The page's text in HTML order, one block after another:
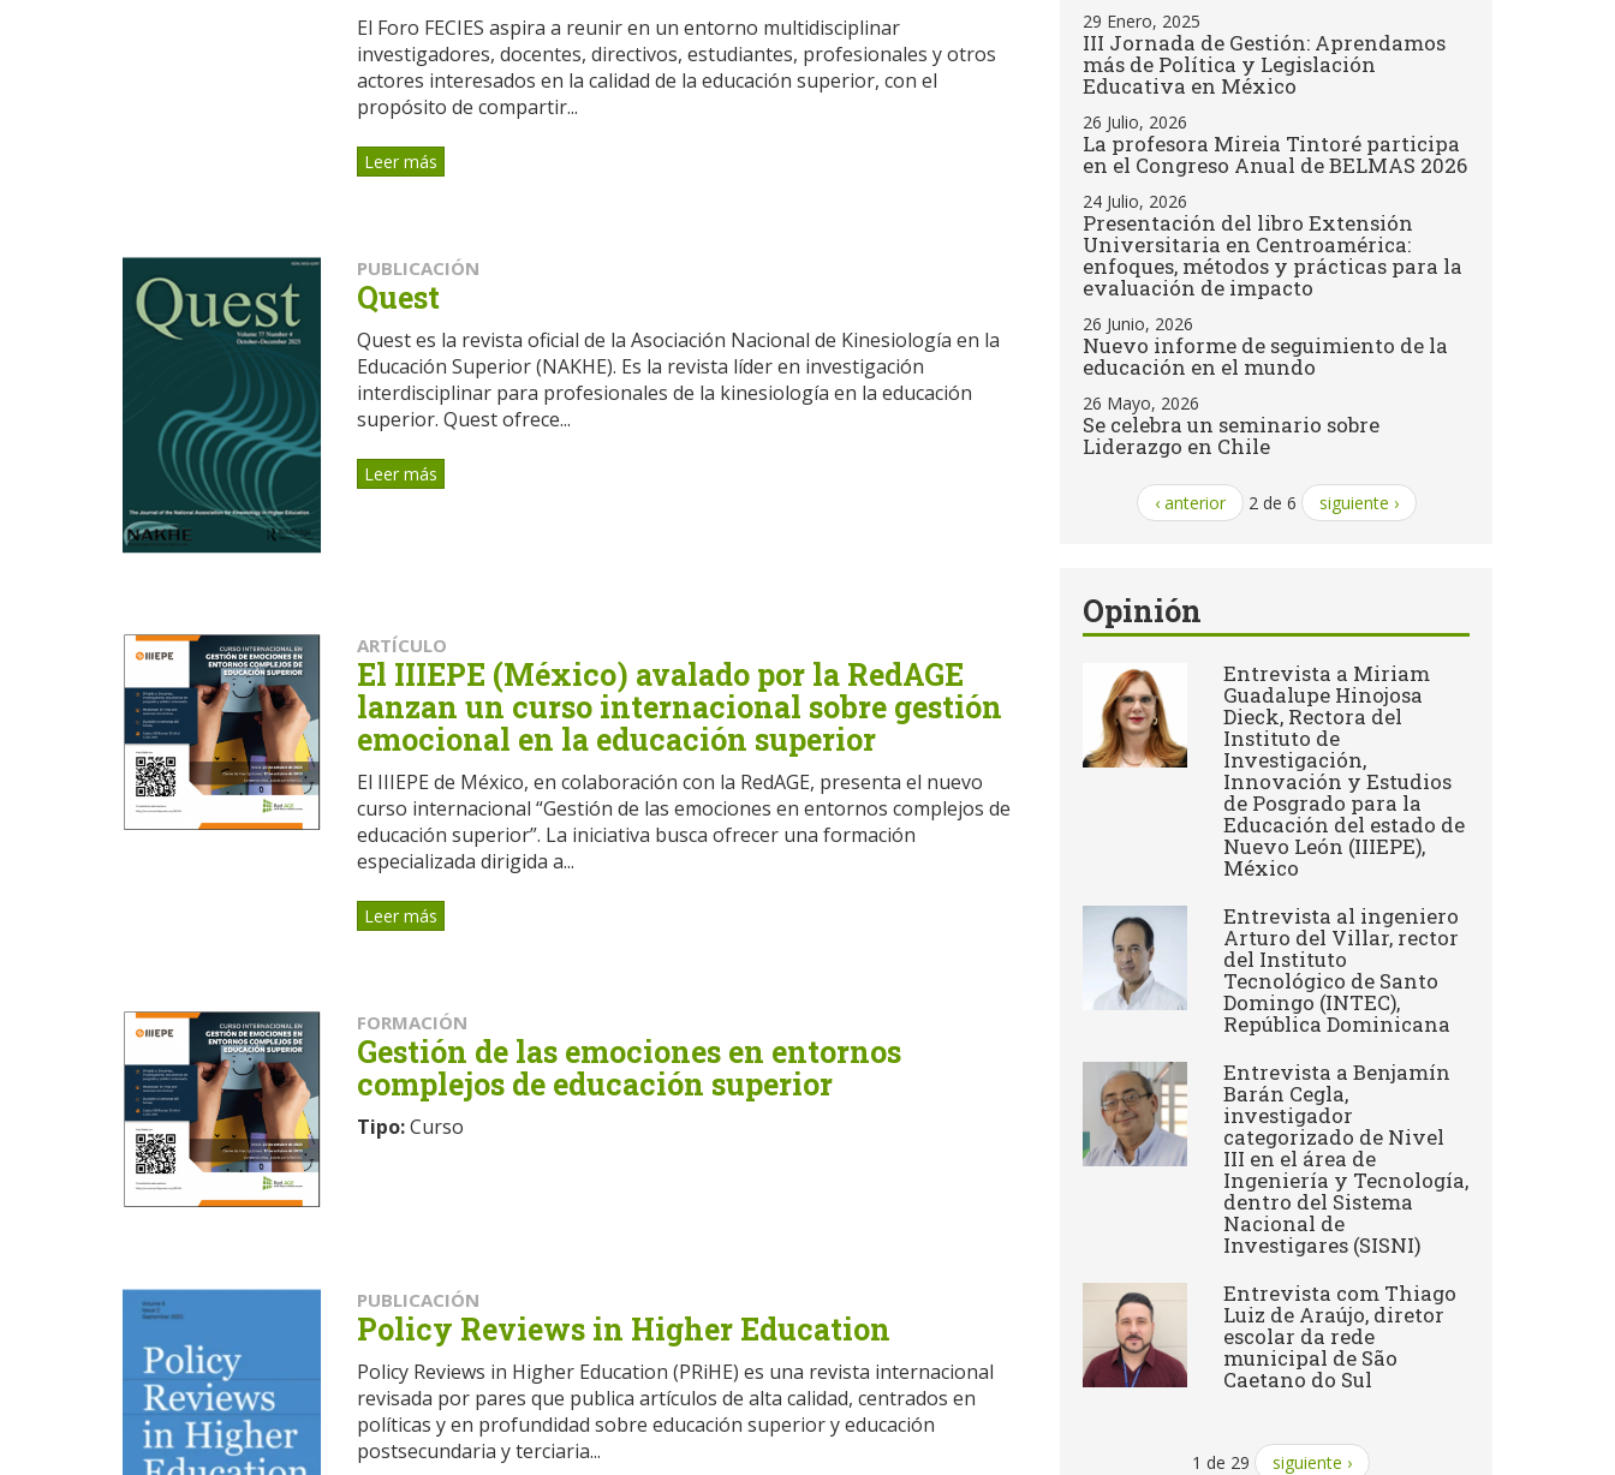
El Foro FECIES aspira a reunir en un entorno multidisciplinar
investigadores, docentes, directivos, estudiantes, profesionales y otros
actores interesados en la calidad de la educación superior, con el
propósito de compartir...
Leer más
PUBLICACIÓN
Quest
Quest es la revista oficial de la Asociación Nacional de Kinesiología en la
Educación Superior (NAKHE). Es la revista líder en investigación
interdisciplinar para profesionales de la kinesiología en la educación
superior. Quest ofrece...
Leer más
ARTÍCULO
El IIIEPE (México) avalado por la RedAGE
lanzan un curso internacional sobre gestión
emocional en la educación superior
El IIIEPE de México, en colaboración con la RedAGE, presenta el nuevo
curso internacional “Gestión de las emociones en entornos complejos de
educación superior”. La iniciativa busca ofrecer una formación
especializada dirigida a...
Leer más
FORMACIÓN
Gestión de las emociones en entornos
complejos de educación superior
Tipo:Curso
PUBLICACIÓN
Policy Reviews in Higher Education
Policy Reviews in Higher Education (PRiHE) es una revista internacional
revisada por pares que publica artículos de alta calidad, centrados en
políticas y en profundidad sobre educación superior y educación
postsecundaria y terciaria...
29 Enero, 2025
III Jornada de Gestión: Aprendamos
más de Política y Legislación
Educativa en México
26 Julio, 2026
La profesora Mireia Tintoré participa
en el Congreso Anual de BELMAS 2026
24 Julio, 2026
Presentación del libro Extensión
Universitaria en Centroamérica:
enfoques, métodos y prácticas para la
evaluación de impacto
26 Junio, 2026
Nuevo informe de seguimiento de la
educación en el mundo
26 Mayo, 2026
Se celebra un seminario sobre
Liderazgo en Chile
‹ anterior 2 de 6 siguiente ›
Opinión
Entrevista a Miriam
Guadalupe Hinojosa
Dieck, Rectora del
Instituto de
Investigación,
Innovación y Estudios
de Posgrado para la
Educación del estado de
Nuevo León (IIIEPE),
México
Entrevista al ingeniero
Arturo del Villar, rector
del Instituto
Tecnológico de Santo
Domingo (INTEC),
República Dominicana
Entrevista a Benjamín
Barán Cegla,
investigador
categorizado de Nivel
III en el área de
Ingeniería y Tecnología,
dentro del Sistema
Nacional de
Investigares (SISNI)
Entrevista com Thiago
Luiz de Araújo, diretor
escolar da rede
municipal de São
Caetano do Sul
1 de 29 siguiente ›